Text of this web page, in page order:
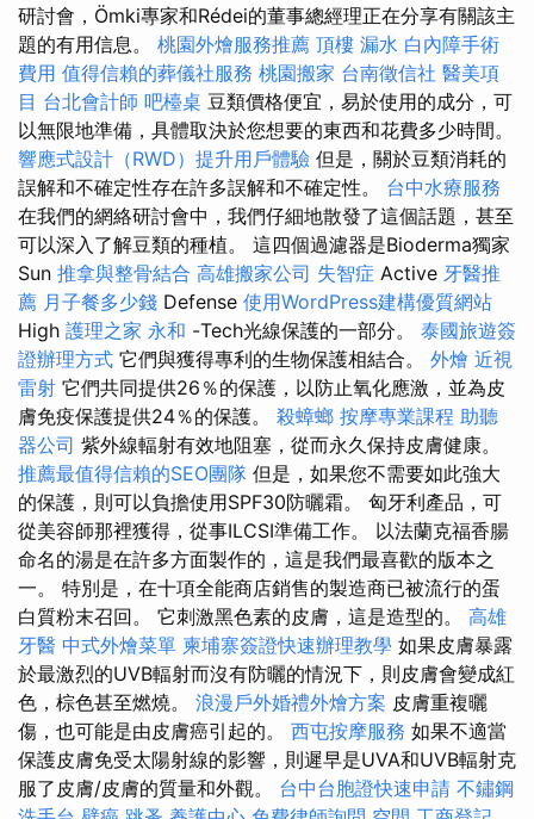
研討會，Ömki專家和Rédei的董事總經理正在分享有關該主
題的有用信息。 桃園外燴服務推薦 頂樓 漏水 白內障手術
費用 值得信賴的葬儀社服務 桃園搬家 台南徵信社 醫美項
目 台北會計師 吧檯桌 豆類價格便宜，易於使用的成分，可
以無限地準備，具體取決於您想要的東西和花費多少時間。
響應式設計（RWD）提升用戶體驗 但是，關於豆類消耗的
誤解和不確定性存在許多誤解和不確定性。 台中水療服務
在我們的網絡研討會中，我們仔細地散發了這個話題，甚至
可以深入了解豆類的種植。 這四個過濾器是Bioderma獨家
Sun 推拿與整骨結合 高雄搬家公司 失智症 Active 牙醫推
薦 月子餐多少錢 Defense 使用WordPress建構優質網站
High 護理之家 永和 -Tech光線保護的一部分。 泰國旅遊簽
證辦理方式 它們與獲得專利的生物保護相結合。 外燴 近視
雷射 它們共同提供26％的保護，以防止氧化應激，並為皮
膚免疫保護提供24％的保護。 殺蟑螂 按摩專業課程 助聽
器公司 紫外線輻射有效地阻塞，從而永久保持皮膚健康。
推薦最值得信賴的SEO團隊 但是，如果您不需要如此強大
的保護，則可以負擔使用SPF30防曬霜。 匈牙利產品，可
從美容師那裡獲得，從事ILCSI準備工作。 以法蘭克福香腸
命名的湯是在許多方面製作的，這是我們最喜歡的版本之
一。 特別是，在十項全能商店銷售的製造商已被流行的蛋
白質粉末召回。 它刺激黑色素的皮膚，這是造型的。 高雄
牙醫 中式外燴菜單 柬埔寨簽證快速辦理教學 如果皮膚暴露
於最激烈的UVB輻射而沒有防曬的情況下，則皮膚會變成紅
色，棕色甚至燃燒。 浪漫戶外婚禮外燴方案 皮膚重複曬
傷，也可能是由皮膚癌引起的。 西屯按摩服務 如果不適當
保護皮膚免受太陽射線的影響，則遲早是UVA和UVB輻射克
服了皮膚/皮膚的質量和外觀。 台中台胞證快速申請 不鏽鋼